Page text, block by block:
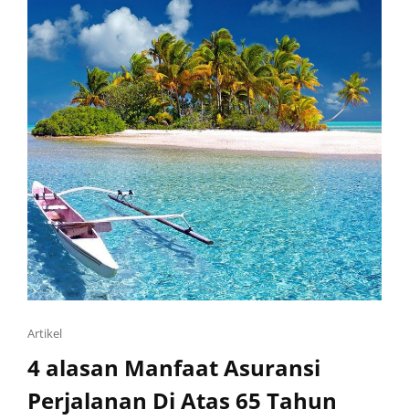
Artikel
4 alasan Manfaat Asuransi
Perjalanan Di Atas 65 Tahun